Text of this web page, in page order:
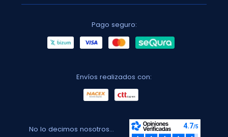
Pago seguro:
Envíos realizados con:
No lo decimos nosotros...